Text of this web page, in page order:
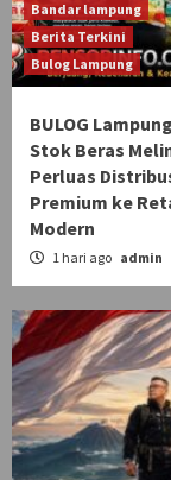
Bandar lampung
Berita Terkini
Bulog Lampung
BULOG
Stok Beras
Perluas
Premium ke
Modern
1 hari ago admin